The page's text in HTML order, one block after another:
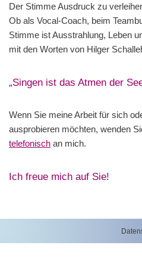
Der Stimme Ausdruck zu
Ob als Vocal-Coach, beim
Stimme ist Ausstrahlung, Leben
mit den Worten von Hilger
„Singen ist das Atmen der
Wenn Sie meine Arbeit für sich
ausprobieren möchten, wenden
telefonisch an mich.
Ich freue mich auf Sie!